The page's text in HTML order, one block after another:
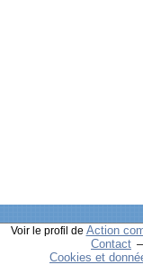
Voir le profil de Action
Contact
Cookies et